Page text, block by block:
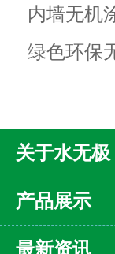
内墙无机
绿色环保
关于水无极
产品展示
最新资讯